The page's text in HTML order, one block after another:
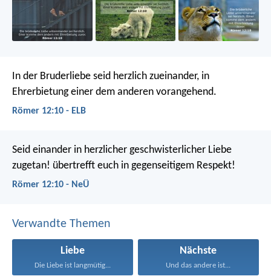
In der Bruderliebe seid herzlich zueinander, in
Ehrerbietung einer dem anderen vorangehend.
Römer 12:10 - ELB
Seid einander in herzlicher geschwisterlicher Liebe
zugetan! übertrefft euch in gegenseitigem Respekt!
Römer 12:10 - NeÜ
Verwandte Themen
Liebe
Die Liebe ist langmütig...
Nächste
Und das andere ist...